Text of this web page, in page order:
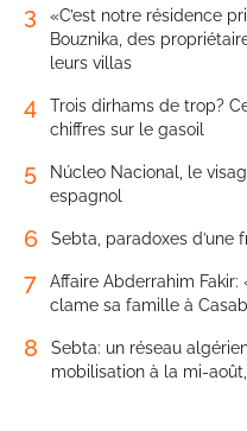
3
«C’est notre résidence
Bouznika, des
leurs villas
4
Trois dirhams de trop?
chiffres sur le gasoil
5
Núcleo Nacional, le
espagnol
6 Sebta, paradoxes d’une
7
Affaire Abderrahim Fakir:
clame sa famille à
8
Sebta: un réseau
mobilisation à la mi-